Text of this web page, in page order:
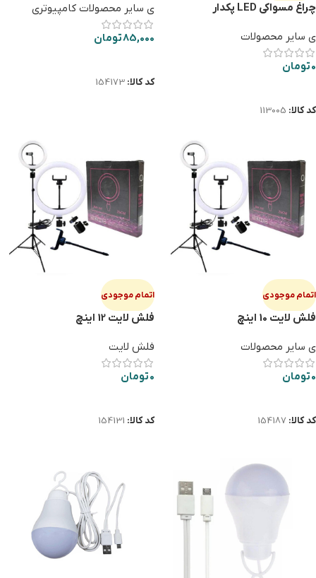
چراغ مسواکی LED پکدار
ی سایر محصولات
0تومان
کد کالا: 113005
ی سایر محصولات کامپیوتری
85,000تومان
کد کالا: 154173
اتمام موجودی
فلش لایت 10 اینچ
ی سایر محصولات
0تومان
کد کالا: 154187
اتمام موجودی
فلش لایت 12 اینچ
فلش لایت
0تومان
کد کالا: 154131